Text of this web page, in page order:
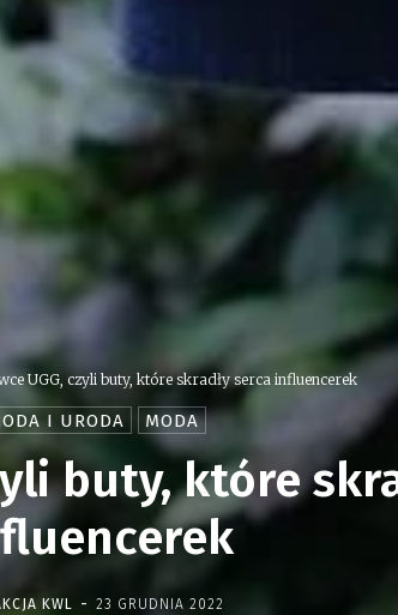
UGG, czyli buty, które skradły serca influencerek
I URODA MODA
buty, które
KWL - 23 GRUDNIA 2022